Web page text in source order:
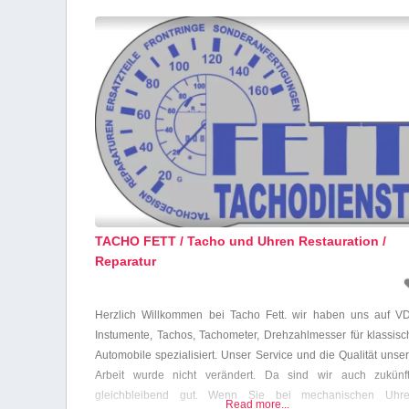
TACHO FETT / Tacho und Uhren Restauration /
Reparatur
Herzlich Willkommen bei Tacho Fett. wir haben uns auf
Instumente, Tachos, Tachometer, Drehzahlmesser für
Automobile spezialisiert. Unser Service und die Qualität
Arbeit wurde nicht verändert. Da sind wir auch
gleichbleibend gut. Wenn Sie bei mechanischen
Read more...